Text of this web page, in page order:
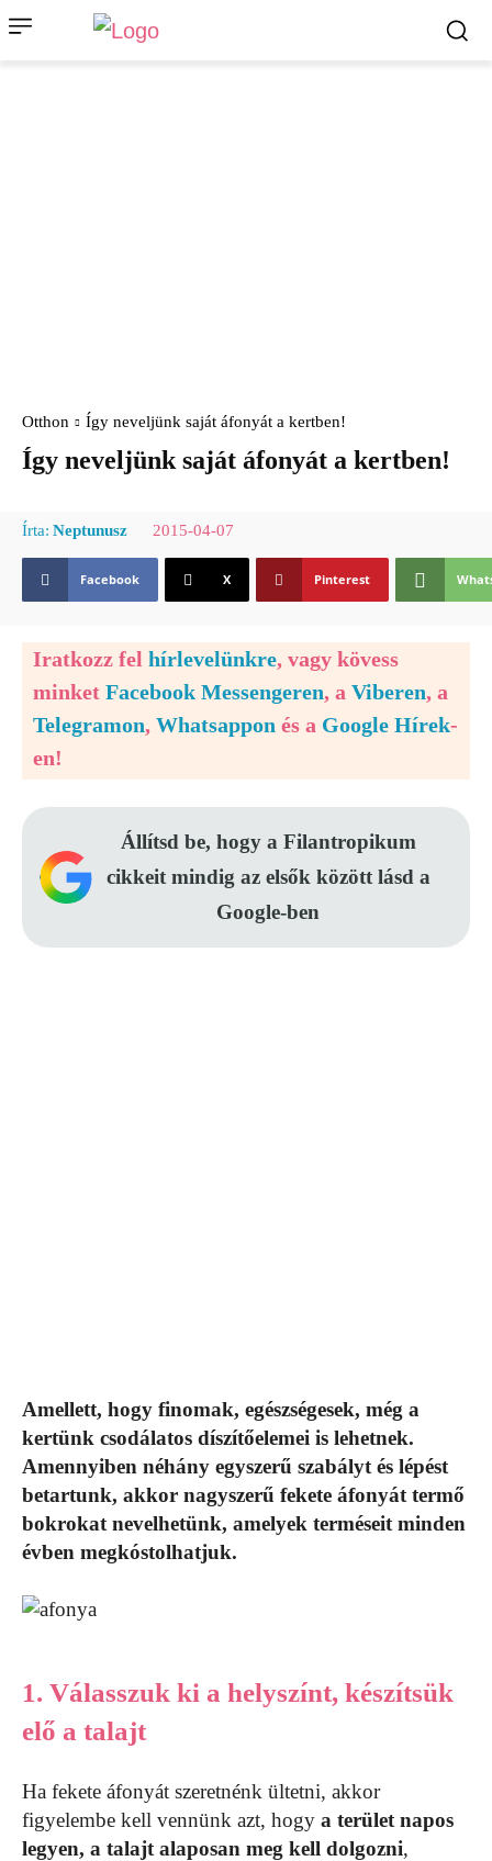
Otthon Így neveljünk saját áfonyát a kertben!
Így neveljünk saját áfonyát a kertben!
Írta: Neptunusz 2015-04-07
Facebook X Pinterest
Iratkozz fel hírlevelünkre, vagy kövess
minket Facebook Messengeren, a Viberen, a
Telegramon, Whatsappon és a Google Hírek-
en!
Állítsd be, hogy a Filantropikum
cikkeit mindig az elsők között lásd a
Google-ben
Amellett, hogy finomak, egészségesek, még a
kertünk csodálatos díszítőelemei is lehetnek.
Amennyiben néhány egyszerű szabályt és lépést
betartunk, akkor nagyszerű fekete áfonyát termő
bokrokat nevelhetünk, amelyek terméseit minden
évben megkóstolhatjuk.
1. Válasszuk ki a helyszínt, készítsük
elő a talajt
Ha fekete áfonyát szeretnénk ültetni, akkor
figyelembe kell vennünk azt, hogy a terület napos
legyen, a talajt alaposan meg kell dolgozni,